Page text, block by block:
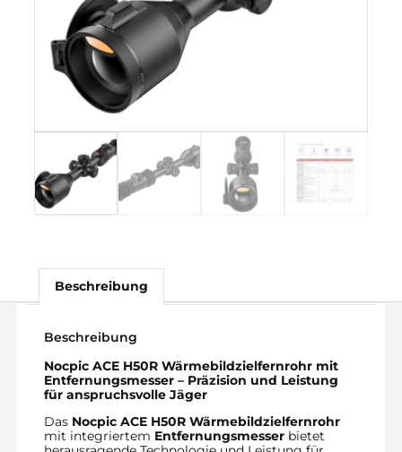
Beschreibung
Beschreibung
Nocpic ACE H50R Wärmebildzielfernrohr mit
Entfernungsmesser – Präzision und Leistung
für anspruchsvolle Jäger
Das Nocpic ACE H50R Wärmebildzielfernrohr
mit integriertem Entfernungsmesserbietet